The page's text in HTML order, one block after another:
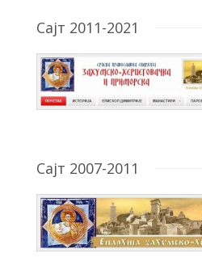
Сајт 2011-2021
Сајт 2007-2011